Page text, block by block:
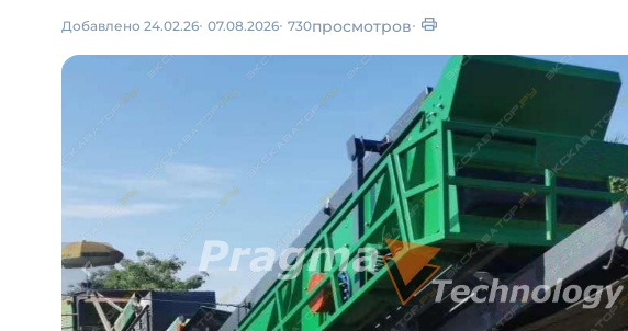
Добавлено 24.02.26 07.08.2026 730просмотров